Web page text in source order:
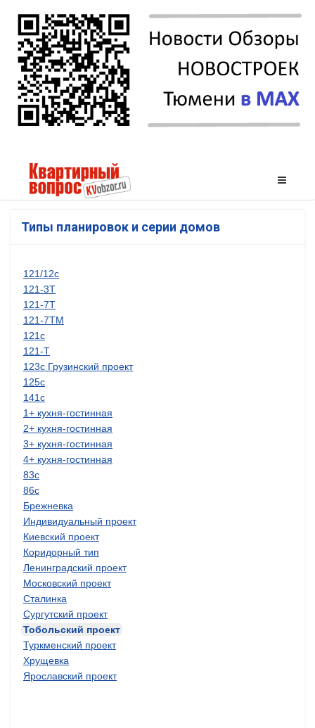
Типы планировок и серии домов
121/12с
121-3Т
121-7Т
121-7ТМ
121с
121-Т
123с Грузинский проект
125с
141с
1+ кухня-гостинная
2+ кухня-гостинная
3+ кухня-гостинная
4+ кухня-гостинная
83с
86с
Брежневка
Индивидуальный проект
Киевский проект
Коридорный тип
Ленинградский проект
Московский проект
Сталинка
Сургутский проект
Тобольский проект
Туркменский проект
Хрущевка
Ярославский проект